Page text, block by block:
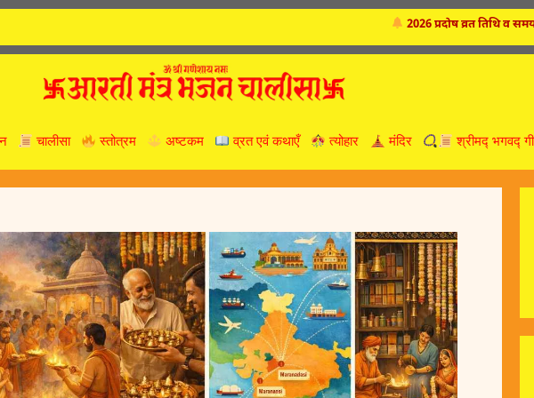
2026 प्रदोष व्रत तिथि व समय|
चालीसा स्तोत्रम अष्टकम व्रत एवं कथाएँ त्योहार मंदिर श्रीमद्‍ भगवद्‍